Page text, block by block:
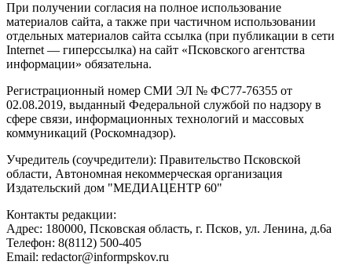
При получении согласия на полное использование
материалов сайта, а также при частичном использовании
отдельных материалов сайта ссылка (при публикации в сети
Internet — гиперссылка) на сайт «Псковского агентства
информации» обязательна.
Регистрационный номер СМИ ЭЛ № ФС77-76355 от
02.08.2019, выданный Федеральной службой по надзору в
сфере связи, информационных технологий и массовых
коммуникаций (Роскомнадзор).
Учредитель (соучредители): Правительство Псковской
области, Автономная некоммерческая организация
Издательский дом "МЕДИАЦЕНТР 60"
Контакты редакции:
Адреc: 180000, Псковская область, г. Псков, ул. Ленина, д.6а
Телефон: 8(8112) 500-405
Email: redactor@informpskov.ru